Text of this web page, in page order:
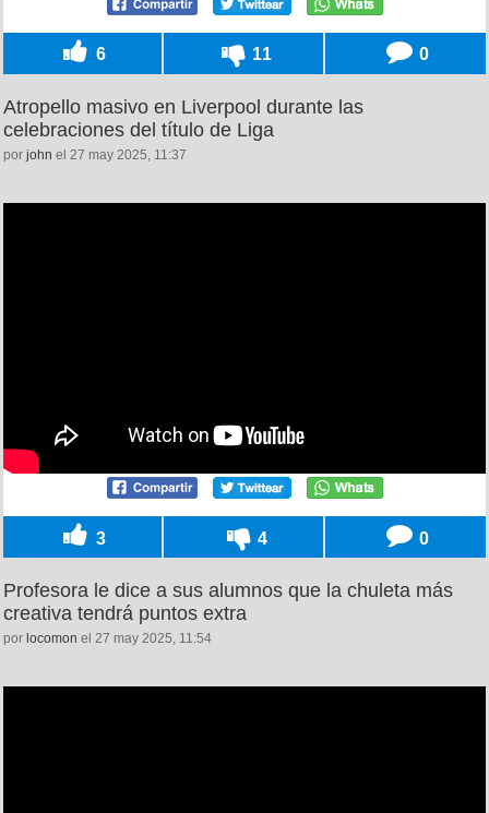
6 11 0
Atropello masivo en Liverpool durante las
celebraciones del título de Liga
por john el 27 may 2025, 11:37
3 4 0
Profesora le dice a sus alumnos que la chuleta más
creativa tendrá puntos extra
por locomon el 27 may 2025, 11:54